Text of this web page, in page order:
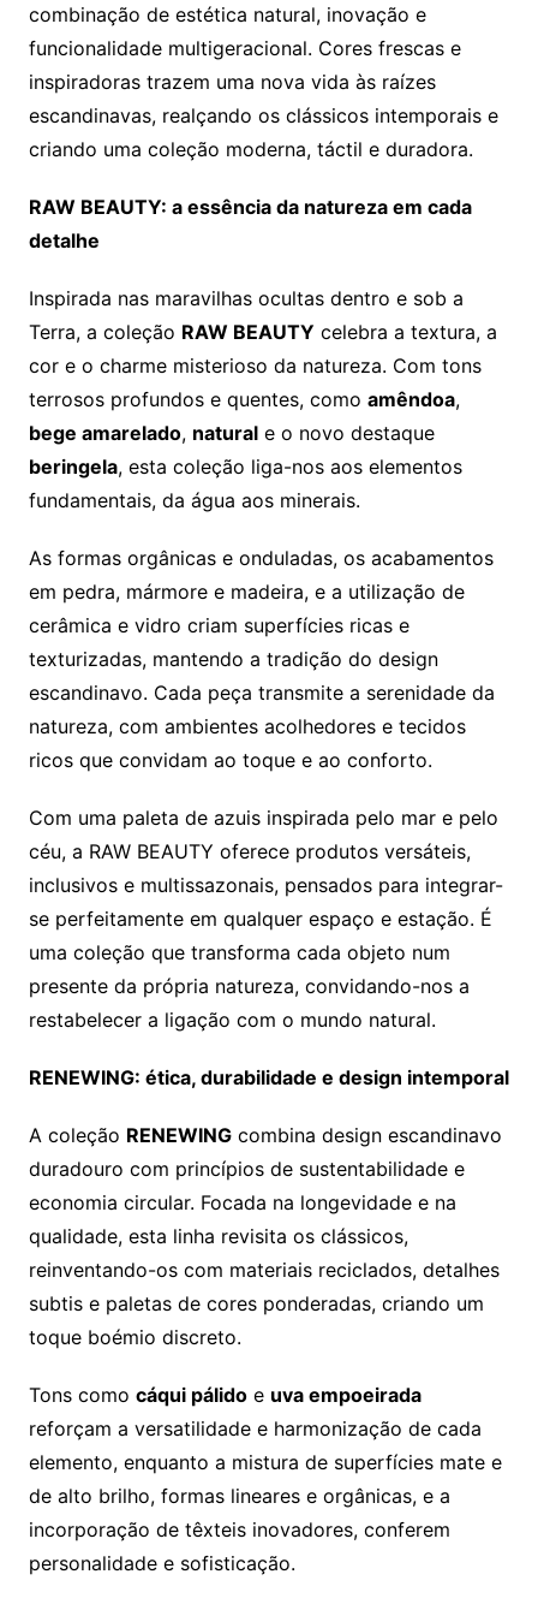
combinação de estética natural, inovação e
funcionalidade multigeracional. Cores frescas e
inspiradoras trazem uma nova vida às raízes
escandinavas, realçando os clássicos intemporais e
criando uma coleção moderna, táctil e duradora.
RAW BEAUTY: a essência da natureza em cada
detalhe
Inspirada nas maravilhas ocultas dentro e sob a
Terra, a coleção RAW BEAUTY celebra a textura, a
cor e o charme misterioso da natureza. Com tons
terrosos profundos e quentes, como amêndoa,
bege amarelado, naturale o novo destaque
beringela, esta coleção liga-nos aos elementos
fundamentais, da água aos minerais.
As formas orgânicas e onduladas, os acabamentos
em pedra, mármore e madeira, e a utilização de
cerâmica e vidro criam superfícies ricas e
texturizadas, mantendo a tradição do design
escandinavo. Cada peça transmite a serenidade da
natureza, com ambientes acolhedores e tecidos
ricos que convidam ao toque e ao conforto.
Com uma paleta de azuis inspirada pelo mar e pelo
céu, a RAW BEAUTY oferece produtos versáteis,
inclusivos e multissazonais, pensados para integrar-
se perfeitamente em qualquer espaço e estação. É
uma coleção que transforma cada objeto num
presente da própria natureza, convidando-nos a
restabelecer a ligação com o mundo natural.
RENEWING: ética, durabilidade e design intemporal
A coleção RENEWINGcombina design escandinavo
duradouro com princípios de sustentabilidade e
economia circular. Focada na longevidade e na
qualidade, esta linha revisita os clássicos,
reinventando-os com materiais reciclados, detalhes
subtis e paletas de cores ponderadas, criando um
toque boémio discreto.
Tons como cáqui pálidoe uva empoeirada
reforçam a versatilidade e harmonização de cada
elemento, enquanto a mistura de superfícies mate e
de alto brilho, formas lineares e orgânicas, e a
incorporação de têxteis inovadores, conferem
personalidade e sofisticação.